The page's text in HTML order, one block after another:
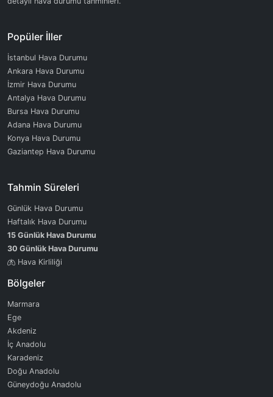
Popüler İller
İstanbul Hava Durumu
Ankara Hava Durumu
İzmir Hava Durumu
Antalya Hava Durumu
Bursa Hava Durumu
Adana Hava Durumu
Konya Hava Durumu
Gaziantep Hava Durumu
Tahmin Süreleri
Günlük Hava Durumu
Haftalık Hava Durumu
15 Günlük Hava Durumu
30 Günlük Hava Durumu
Hava Kirliliği
Bölgeler
Marmara
Ege
Akdeniz
İç Anadolu
Karadeniz
Doğu Anadolu
Güneydoğu Anadolu